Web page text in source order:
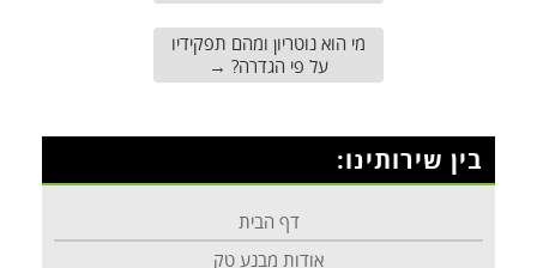
מי הוא נוטריון ומהם תפקידיו
על פי הגדרה? →
בין שירותינו:
דף הבית
אודות מבנע טק